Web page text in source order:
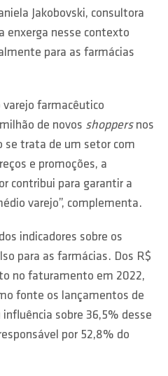
Jakobovski, consultora
enxerga nesse contexto
para as farmácias
varejo farmacêutico
de novos shoppersnos
se trata de um setor com
e promoções, a
contribui para garantir a
varejo”, complementa.
indicadores sobre os
para as farmácias. Dos R$
no faturamento em 2022,
fonte os lançamentos de
sobre 36,5% desse
por 52,8% do